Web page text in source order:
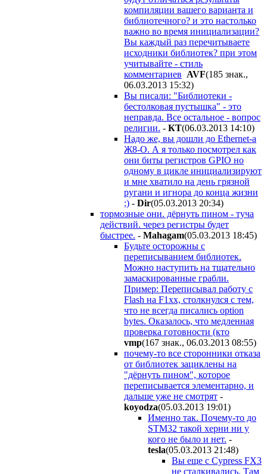
компиляции вашего варианта и
библиотечного? и это настолько
важно во время инициализации?
Вы каждый раз перечитываете
исходники библиотек? при этом
учитывайте - стиль
комментариев AVF(185 знак.,
06.03.2013 15:32)
Вы писали: "Библиотеки -
бестолковая пустышка" - это
неправда. Все остальное - вопрос
религии. - КТ(06.03.2013 14:10)
Надо же, вы дошли до Ethernet-а
Ж8-О. А я только посмотрел как
они биты регистров GPIO но
одному в цикле инициализируют
и мне хватило на день грязной
ругани и игнора до конца жизни
;) - Dir(05.03.2013 20:34)
тормозные они. дёрнуть пином - туча
действий. через регистры будет
быстрее. - Mahagam(05.03.2013 18:45)
Будьте осторожны с
переписыванием библиотек.
Можно наступить на тщательно
замаскированные грабли.
Пример: Переписывал работу с
Flash на F1xx, столкнулся с тем,
что не всегда писались option
bytes. Оказалось, что медленная
проверка готовности (кто
vmp(167 знак., 06.03.2013 08:55)
почему-то все сторонники отказа
от библиотек зациклены на
"дёрнуть пином", которое
переписывается элементарно, и
дальше уже не смотрят -
koyodza(05.03.2013 19:01)
Именно так. Почему-то до
STM32 такой херни ни у
кого не было и нет. -
tesla(05.03.2013 21:48)
Вы еще с Cypress FX3
не сталкивались. Там